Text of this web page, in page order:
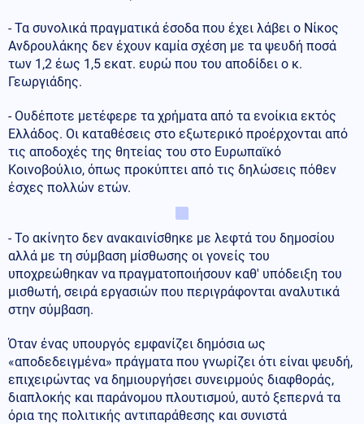
- Τα συνολικά πραγματικά έσοδα που έχει λάβει ο Νίκος
Ανδρουλάκης δεν έχουν καμία σχέση με τα ψευδή ποσά
των 1,2 έως 1,5 εκατ. ευρώ που του αποδίδει ο κ.
Γεωργιάδης.
- Ουδέποτε μετέφερε τα χρήματα από τα ενοίκια εκτός
Ελλάδος. Οι καταθέσεις στο εξωτερικό προέρχονται από
τις αποδοχές της θητείας του στο Ευρωπαϊκό
Κοινοβούλιο, όπως προκύπτει από τις δηλώσεις πόθεν
έσχες πολλών ετών.
- Το ακίνητο δεν ανακαινίσθηκε με λεφτά του δημοσίου
αλλά με τη σύμβαση μίσθωσης οι γονείς του
υποχρεώθηκαν να πραγματοποιήσουν καθ' υπόδειξη του
μισθωτή, σειρά εργασιών που περιγράφονται αναλυτικά
στην σύμβαση.
Όταν ένας υπουργός εμφανίζει δημόσια ως
«αποδεδειγμένα» πράγματα που γνωρίζει ότι είναι ψευδή,
επιχειρώντας να δημιουργήσει συνειρμούς διαφθοράς,
διαπλοκής και παράνομου πλουτισμού, αυτό ξεπερνά τα
όρια της πολιτικής αντιπαράθεσης και συνιστά